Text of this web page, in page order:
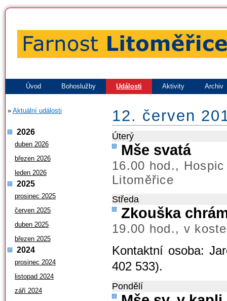
Úvod Bohoslužby Události Aktivity Archiv
» Aktuální události
2026
duben 2026
březen 2026
leden 2026
2025
prosinec 2025
červen 2025
duben 2025
březen 2025
2024
prosinec 2024
listopad 2024
září 2024
12. červen
Úterý
Mše svatá
16.00 hod.,
Litoměřice
Středa
Zkouška
19.00 hod., v
Kontaktní osoba:
402 533).
Pondělí